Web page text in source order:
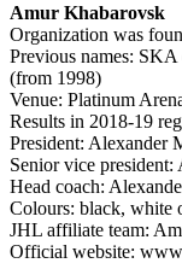
Amur Khabarovsk
Organization was
Previous names:
(from 1998)
Venue: Platinum
Results in 2018-19
President: Alexander
Senior vice
Head coach:
Colours: black, white
JHL affiliate team:
Official website: